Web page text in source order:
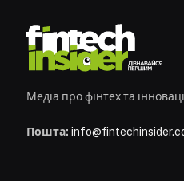
Медіа про фінтех та
Пошта: